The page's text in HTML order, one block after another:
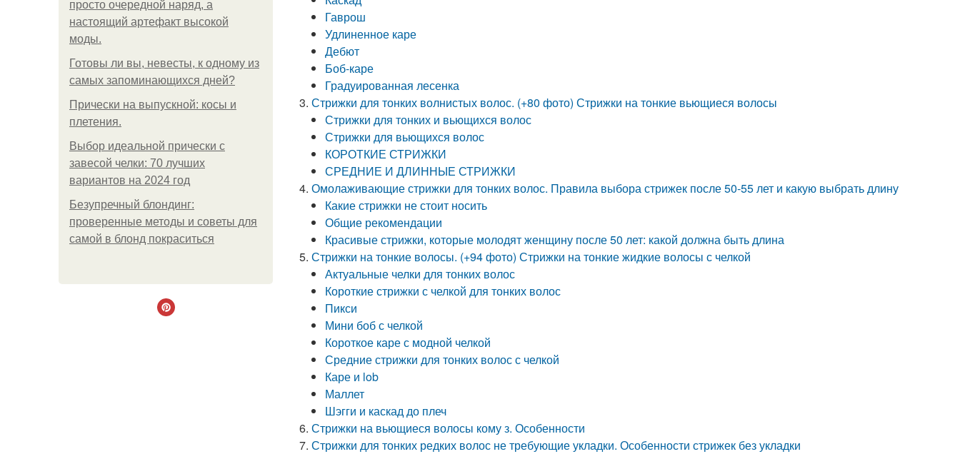
просто очередной наряд, а
настоящий артефакт высокой
моды.
Готовы ли вы, невесты, к одному из
самых запоминающихся дней?
Прически на выпускной: косы и
плетения.
Выбор идеальной прически с
завесой челки: 70 лучших
вариантов на 2024 год
Безупречный блондинг:
проверенные методы и советы для
самой в блонд покраситься
Гаврош
Удлиненное каре
Дебют
Боб-каре
Градуированная лесенка
Стрижки для тонких волнистых волос. (+80 фото) Стрижки на тонкие вьющиеся волосы
Стрижки для тонких и вьющихся волос
Стрижки для вьющихся волос
КОРОТКИЕ СТРИЖКИ
СРЕДНИЕ И ДЛИННЫЕ СТРИЖКИ
Омолаживающие стрижки для тонких волос. Правила выбора стрижек после 50-55 лет и какую выбрать длину
Какие стрижки не стоит носить
Общие рекомендации
Красивые стрижки, которые молодят женщину после 50 лет: какой должна быть длина
Стрижки на тонкие волосы. (+94 фото) Стрижки на тонкие жидкие волосы с челкой
Актуальные челки для тонких волос
Короткие стрижки с челкой для тонких волос
Пикси
Мини боб с челкой
Короткое каре с модной челкой
Средние стрижки для тонких волос с челкой
Каре и lob
Маллет
Шэгги и каскад до плеч
Стрижки на вьющиеся волосы кому з. Особенности
Стрижки для тонких редких волос не требующие укладки. Особенности стрижек без укладки